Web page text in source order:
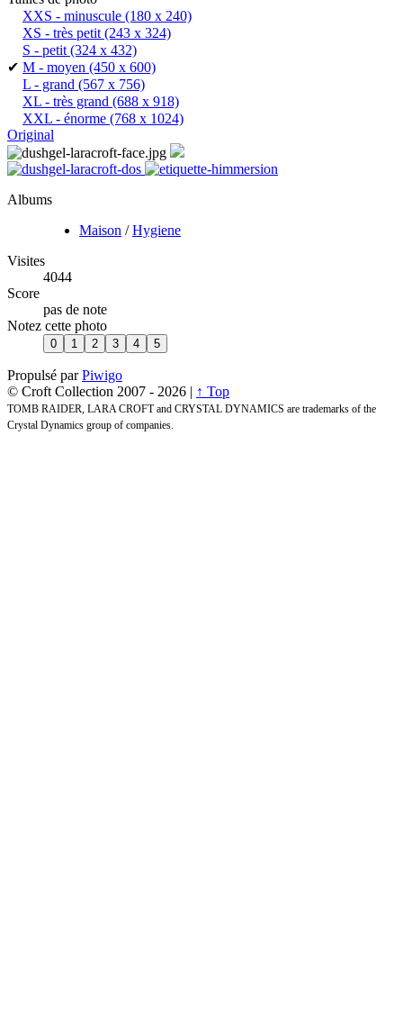
XXS - minuscule (180 x 240)
XS - très petit(243 x 324)
S - petit(324 x 432)
✔ M - moyen (450 x 600)
L - grand (567 x 756)
XL - très grand (688 x 918)
XXL - énorme (768 x 1024)
Original
Albums
Maison /Hygiene
Visites
4044
Score
pas de note
Notez cette photo
Propulsé parPiwigo
© Croft Collection 2007 - 2026 | ↑ Top
TOMB RAIDER, LARA CROFT and CRYSTAL DYNAMICS are trademarks of the
Crystal Dynamics group of companies.